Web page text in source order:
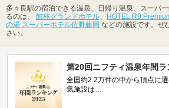
多々良駅の宿泊できる温泉、日帰り温泉、スーパ
るのは、 館林グランドホテル、 HOTEL R9
の湯 スーパーホテル佐野藤岡 などの施設です。ぜ
さい。
第20回ニフティ温泉年間
全国約2.2万件の中から頂点に
気施設は…